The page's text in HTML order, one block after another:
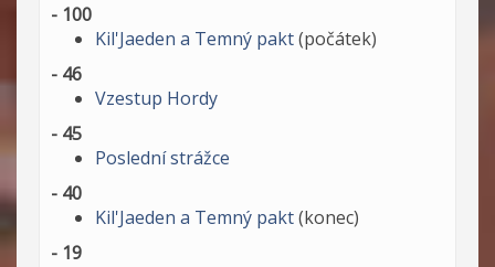
- 100
Kil'Jaeden a Temný pakt(počátek)
- 46
Vzestup Hordy
- 45
Poslední strážce
- 40
Kil'Jaeden a Temný pakt(konec)
- 19